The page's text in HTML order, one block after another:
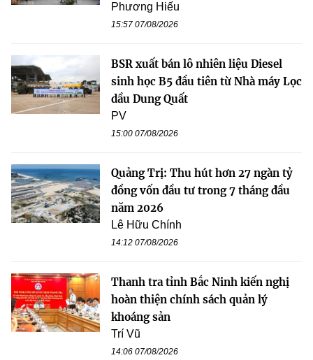
Phương Hiếu
15:57 07/08/2026
BSR xuất bán lô nhiên liệu Diesel
sinh học B5 đầu tiên từ Nhà máy Lọc
dầu Dung Quất
PV
15:00 07/08/2026
Quảng Trị: Thu hút hơn 27 ngàn tỷ
đồng vốn đầu tư trong 7 tháng đầu
năm 2026
Lê Hữu Chính
14:12 07/08/2026
Thanh tra tỉnh Bắc Ninh kiến nghị
hoàn thiện chính sách quản lý
khoáng sản
Trí Vũ
14:06 07/08/2026